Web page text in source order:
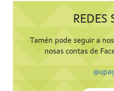
REDES
Tamén pode seguir a
nosas contas de